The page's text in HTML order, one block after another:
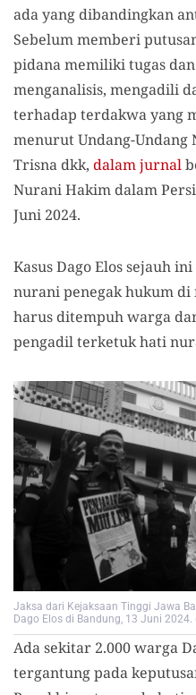
ada yang dibandingkan
Sebelum memberi
pidana memiliki tugas
menganalisis, mengadili
terhadap terdakwa yang
menurut Undang-Undang
Trisna dkk, dalam jurnal
Nurani Hakim dalam
Juni 2024.
Kasus Dago Elos sejauh
nurani penegak hukum di
harus ditempuh warga
pengadil terketuk hati
Jaksa dari Kejaksaan Tinggi Jawa
Dago Elos di Bandung, 13 Juni
Ada sekitar 2.000 warga
tergantung pada